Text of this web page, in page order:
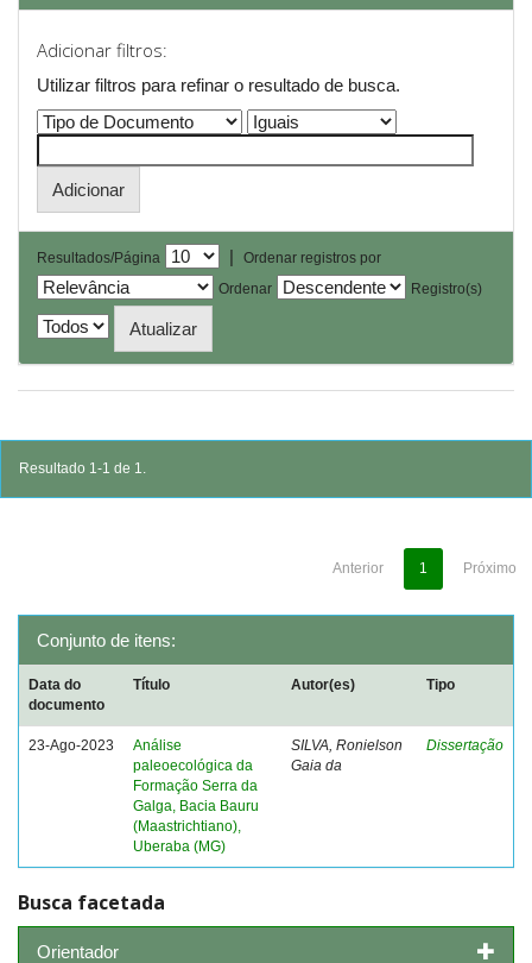
Adicionar filtros:
Utilizar filtros para refinar o resultado de busca.
Resultados/Página |
Ordenar registros por
Ordenar
Registro(s)
Resultado 1-1 de 1.
Anterior 1 Próximo
Conjunto de itens:
Data do
documento
Título Autor(es) Tipo
23-Ago-2023
Análise
paleoecológica da
Formação Serra da
Galga, Bacia Bauru
(Maastrichtiano),
Uberaba (MG)
SILVA, Ronielson
Gaia da
Dissertação
Busca facetada
Orientador